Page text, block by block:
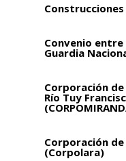
Convenio entre
Guardia
Corporación
Río Tuy
Corporación
(Corpolara)